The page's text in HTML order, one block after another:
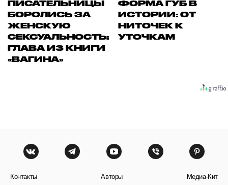
ПИСАТЕЛЬНИЦЫ
БОРОЛИСЬ ЗА
ЖЕНСКУЮ
СЕКСУАЛЬНОСТЬ:
ГЛАВА ИЗ КНИГИ
«ВАГИНА»
ФОРМА ГУБ В
ИСТОРИИ: ОТ
НИТОЧЕК К
УТОЧКАМ
Контакты Авторы Медиа-Кит